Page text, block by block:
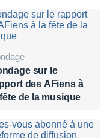
sur le
des AFiens à
fête de la musique